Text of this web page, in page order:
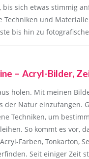
bis sich etwas stimmig
Techniken und
bis hin zu
– Acryl-Bilder,
holen. Mit meinen
der Natur einzufangen.
Techniken, um
So kommt es vor,
Farben, Tonkarton,
Seit einiger Zeit